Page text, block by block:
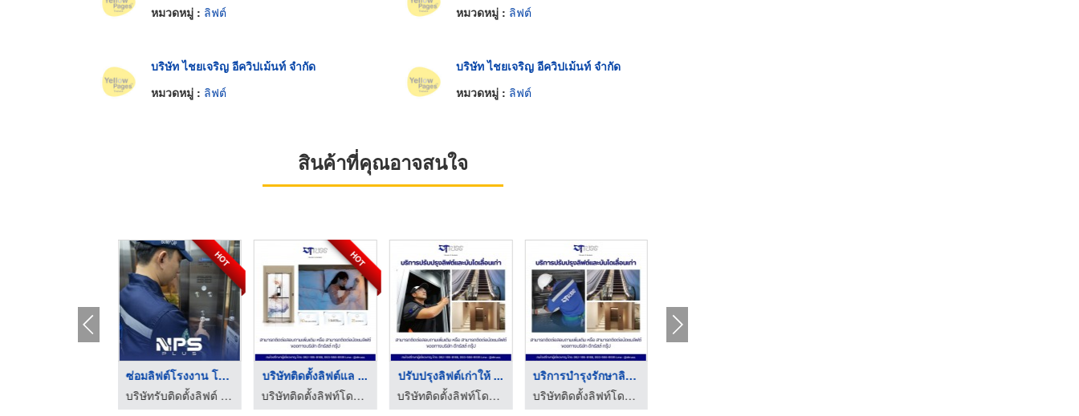
หมวดหมู่ : ลิฟต์
หมวดหมู่ : ลิฟต์
บริษัท ไชยเจริญ อีควิปเม้นท์ จำกัด
หมวดหมู่ : ลิฟต์
บริษัท ไชยเจริญ อีควิปเม้นท์ จำกัด
หมวดหมู่ : ลิฟต์
สินค้าที่คุณอาจสนใจ
HOT
ซ่อมลิฟต์โรงงาน โกดั ...
บริษัทรับติดตั้งลิฟต์ จำหน่ายลิฟต์และบันไดเลื่อน | NPS PLUS
HOT
บริษัทติดตั้งลิฟต์แล ...
บริษัทติดตั้งลิฟท์โดยสาร กรุงเทพ - ดีทรัสส์
ปรับปรุงลิฟต์เก่าให้ ...
บริษัทติดตั้งลิฟท์โดยสาร กรุงเทพ - ดีทรัสส์
บริการบำรุงรักษาลิฟต ...
บริษัทติดตั้งลิฟท์โดยสาร กรุงเทพ - ดีทรัสส์